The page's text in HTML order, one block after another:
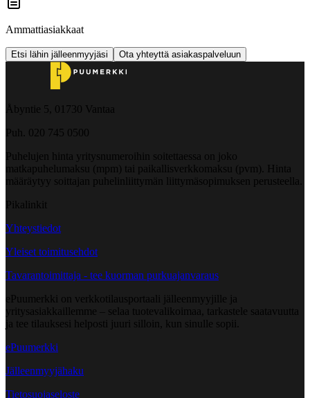
Ammattiasiakkaat
Etsi lähin jälleenmyyjäsi Ota yhteyttä asiakaspalveluun
Åbyntie 5, 01730 Vantaa
Puh. 020 745 0500
Puhelujen hinta yritysnumeroihin soitettaessa on joko
matkapuhelumaksu (mpm) tai paikallisverkkomaksu (pvm). Hinta
määräytyy soittajan puhelinliittymän liittymäsopimuksen perusteella.
Pikalinkit
Yhteystiedot
Yleiset toimitusehdot
Tavarantoimittaja - tee kuorman purkuajanvaraus
ePuumerkki on verkkotilausportaali jälleenmyyjille ja
yritysasiakkaillemme – selaa tuotevalikoimaa, tarkastele saatavuutta
ja tee tilauksesi helposti juuri silloin, kun sinulle sopii.
ePuumerkki
Jälleenmyyjähaku
Tietosuojaseloste